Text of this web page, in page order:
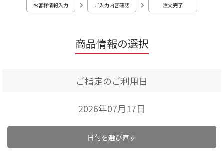
商品情報の選択
お客様情報入力 ご入力内容確認 注文完了
ご指定のご利用日
2026年07月17日
日付を選び直す